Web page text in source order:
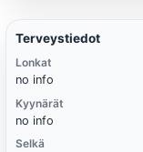
Terveystiedot
Lonkat
no info
Kyynärät
no info
Selkä